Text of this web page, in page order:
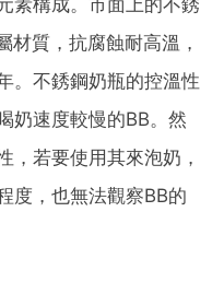
質，抗腐蝕耐高溫，
。不銹鋼奶瓶的控溫性
奶速度較慢的BB。然
，若要使用其來泡奶，
度，也無法觀察BB的